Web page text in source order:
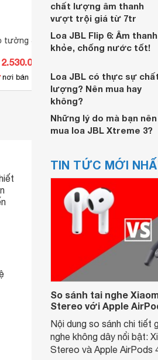
tường JBL Control 25
đ
nơi bán
Loa kéo
Giá từ
Có 4 nơi
chất lượng âm thanh
vượt trội giá từ 7tr
Loa JBL Flip 6: Âm thanh
khỏe, chống nước tốt!
Loa JBL có thực sự
lượng? Nên mua hay
không?
Những lý do mà bạn nên
mua loa JBL Xtreme 3?
TIN TỨC MỚI
So sánh tai nghe
Stereo với Apple
Nội dung so sánh chi tiết
nghe không dây nổi bật:
Stereo và Apple AirPods